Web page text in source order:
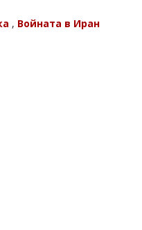
, Войната в Иран